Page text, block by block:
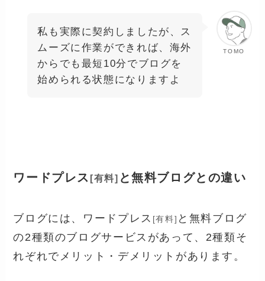
TOMO
私も実際に契約しましたが、ス
ムーズに作業ができれば、海外
からでも最短10分でブログを
始められる状態になりますよ
ワードプレス [有料] と無料ブログとの違い
ブログには、ワードプレス [有料] と無料ブログ
の2種類のブログサービスがあって、2種類そ
れぞれでメリット・デメリットがあります。